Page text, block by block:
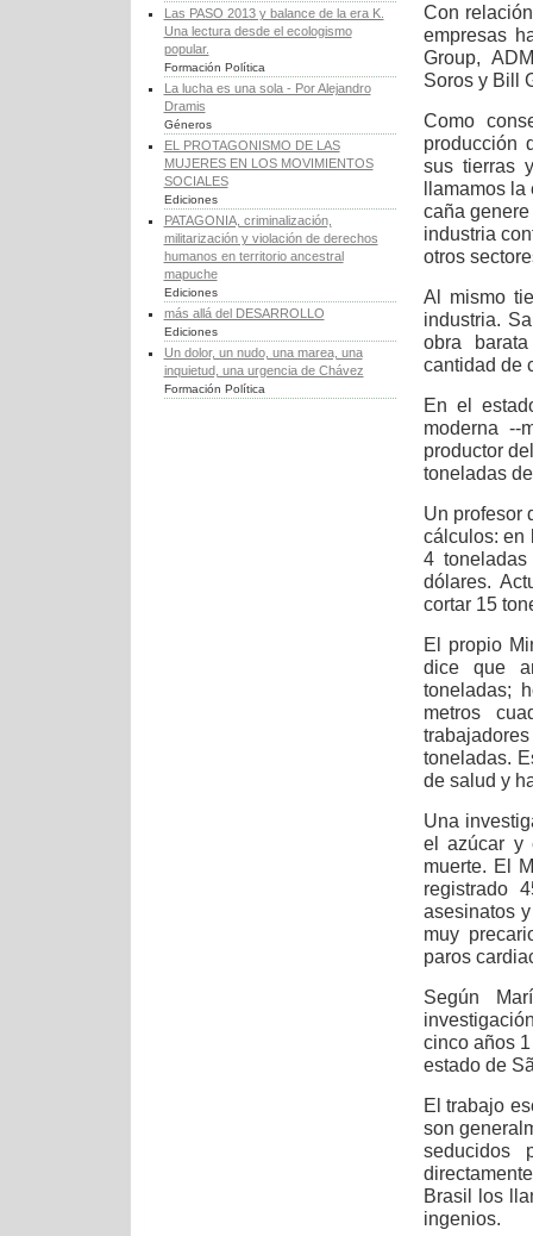
Las PASO 2013 y balance de la era K.
Una lectura desde el ecologismo
popular.
Formación Política
La lucha es una sola - Por Alejandro
Dramis
Géneros
EL PROTAGONISMO DE LAS
MUJERES EN LOS MOVIMIENTOS
SOCIALES
Ediciones
PATAGONIA, criminalización,
militarización y violación de derechos
humanos en territorio ancestral
mapuche
Ediciones
más allá del DESARROLLO
Ediciones
Un dolor, un nudo, una marea, una
inquietud, una urgencia de Chávez
Formación Política
Con
empresas
Group,
Soros y Bill
Como
producción
sus tierras
llamamos la
caña
industria
otros
Al mismo
industria.
obra
cantidad de
En el
moderna --
productor
toneladas
Un profesor
cálculos: en
4
dólares.
cortar 15
El propio
dice que
toneladas;
metros
toneladas.
de salud y
Una
el azúcar y
muerte. El
registrado
asesinatos
muy
paros
Según
cinco años
estado de
El trabajo
son
seducidos
Brasil los
ingenios.